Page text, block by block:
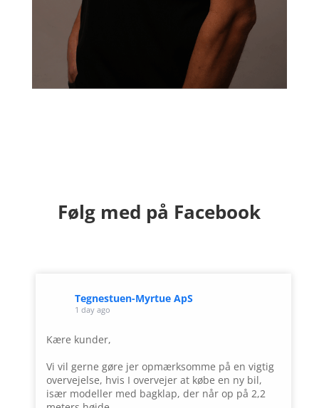
Følg med på Facebook
Tegnestuen-Myrtue ApS
1 day ago
Kære kunder,
Vi vil gerne gøre jer opmærksomme på en vigtig
overvejelse, hvis I overvejer at købe en ny bil,
især modeller med bagklap, der når op på 2,2